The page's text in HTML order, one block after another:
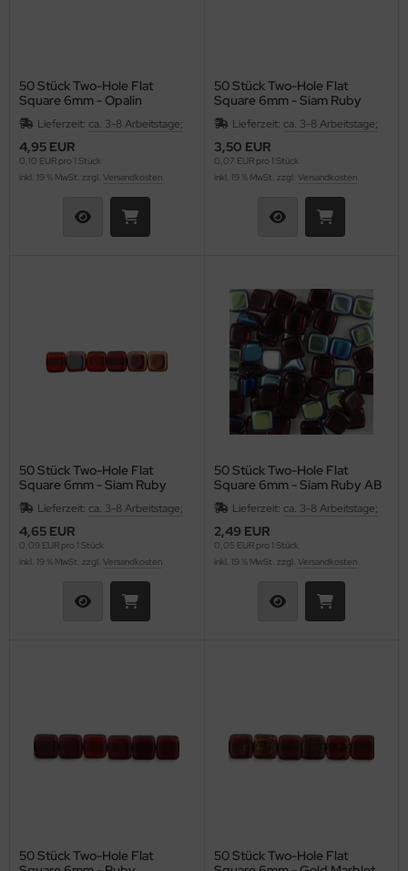
50 Stück Two-Hole Flat
Square 6mm - Opalin
Oxblood
Lieferzeit: ca. 3-8 Arbeitstage;
4,95 EUR
0,10 EUR pro 1 Stück
inkl. 19 % MwSt. zzgl. Versandkosten
50 Stück Two-Hole Flat
Square 6mm - Siam Ruby
Lieferzeit: ca. 3-8 Arbeitstage;
3,50 EUR
0,07 EUR pro 1 Stück
inkl. 19 % MwSt. zzgl. Versandkosten
50 Stück Two-Hole Flat
Square 6mm - Siam Ruby
Twilight
Lieferzeit: ca. 3-8 Arbeitstage;
4,65 EUR
0,09 EUR pro 1 Stück
inkl. 19 % MwSt. zzgl. Versandkosten
50 Stück Two-Hole Flat
Square 6mm - Siam Ruby AB
Lieferzeit: ca. 3-8 Arbeitstage;
2,49 EUR
0,05 EUR pro 1 Stück
inkl. 19 % MwSt. zzgl. Versandkosten
50 Stück Two-Hole Flat
50 Stück Two-Hole Flat